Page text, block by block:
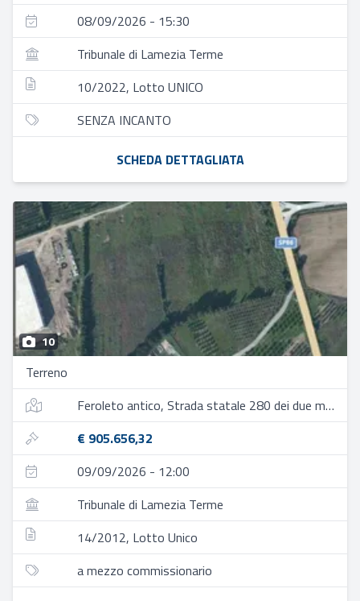
08/09/2026 - 15:30
Tribunale di Lamezia Terme
10/2022, Lotto UNICO
SENZA INCANTO
SCHEDA DETTAGLIATA
10
Terreno
Feroleto antico, Strada statale 280 dei due mari
€ 905.656,32
09/09/2026 - 12:00
Tribunale di Lamezia Terme
14/2012, Lotto Unico
a mezzo commissionario